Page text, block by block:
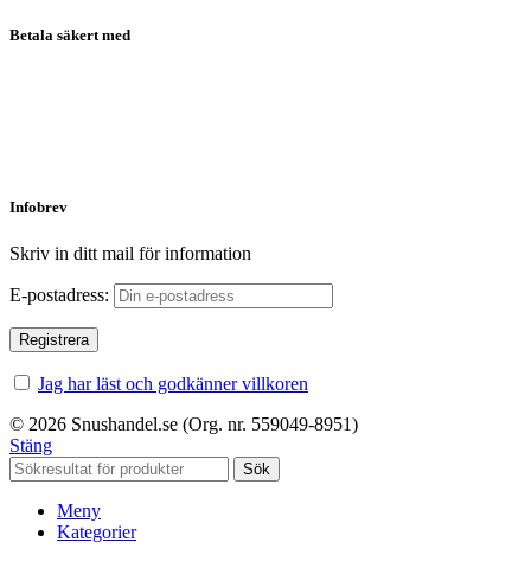
Betala säkert med
Infobrev
Skriv in ditt mail för information
E-postadress:
Jag har läst och godkänner villkoren
© 2026 Snushandel.se (Org. nr. 559049-8951)
Stäng
Sök
Meny
Kategorier